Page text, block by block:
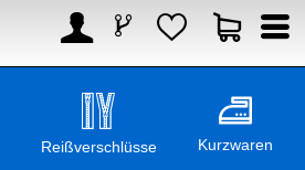
 
Reißverschlüsse Kurzwaren